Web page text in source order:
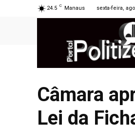
24.5 C Manaus sexta-feira,
Câmara
Lei da